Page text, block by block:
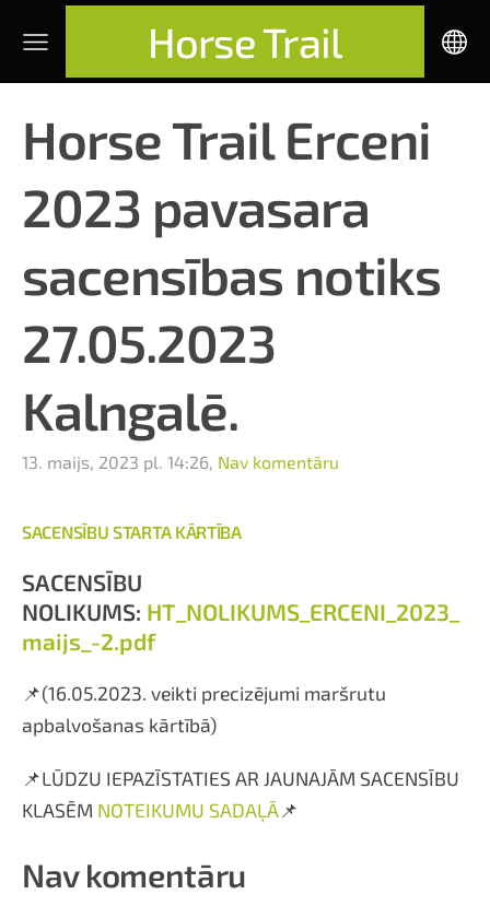
Horse Trail
Horse Trail Erceni
2023 pavasara
sacensības notiks
27.05.2023
Kalngalē.
13. maijs, 2023 pl. 14:26, Nav komentāru
SACENSĪBU STARTA KĀRTĪBA
SACENSĪBU
NOLIKUMS: HT_NOLIKUMS_ERCENI_2023_
maijs_-2.pdf
📌(16.05.2023. veikti precizējumi maršrutu
apbalvošanas kārtībā)
📌LŪDZU IEPAZĪSTATIES AR JAUNAJĀM SACENSĪBU
KLASĒM NOTEIKUMU SADAĻĀ📌
Nav komentāru